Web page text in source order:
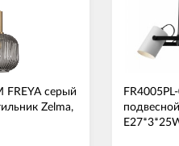
FREYA серый
Zelma,